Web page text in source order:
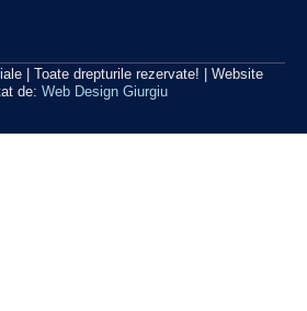
| Toate drepturile rezervate! | Website
de: Web Design Giurgiu